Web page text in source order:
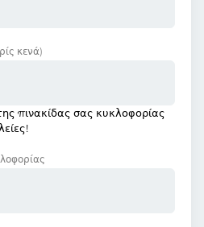
κενά)
πινακίδας σας κυκλοφορίας